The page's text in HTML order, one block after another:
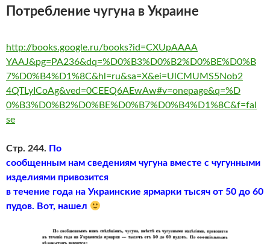
Потребление чугуна в Украине
http://books.google.ru/books?id=CXUpAAAA
YAAJ&pg=PA236&dq=%D0%B3%D0%B2%D0%BE%D0%B
7%D0%B4%D1%8C&hl=ru&sa=X&ei=UlCMUMS5Nob2
4QTLyICoAg&ved=0CEEQ6AEwAw#v=onepage&q=%D
0%B3%D0%B2%D0%BE%D0%B7%D0%B4%D1%8C&f=fal
se
Стр. 244. По
сообщенным нам сведениям чугуна вместе с чугунными
изделиями привозится
в течение года на Украинские ярмарки тысяч от 50 до 60
пудов. Вот, нашел